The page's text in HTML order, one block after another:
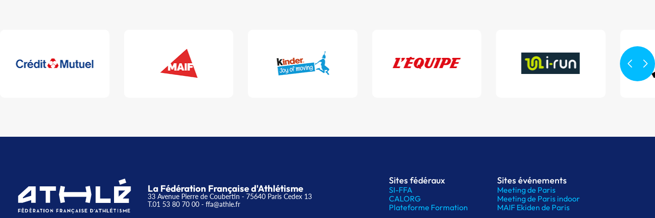
La Fédération Française d'Athlétisme
33 Avenue Pierre de Coubertin - 75640 Paris Cedex 13
T.01 53 80 70 00 - ffa@athle.fr
Sites fédéraux
SI-FFA
CALORG
Plateforme Formation
Sites événements
Meeting de Paris
Meeting de Paris indoor
MAIF Ekiden de Paris